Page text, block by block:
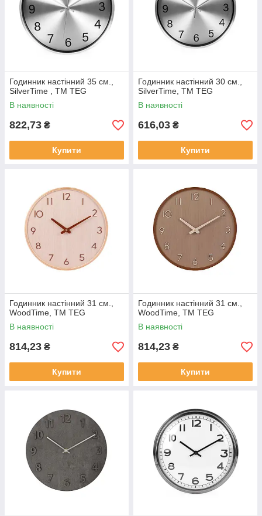
Годинник настінний 35 см.,
SilverTime , TM TEG
В наявності
822,73 ₴
Купити
Годинник настінний 30 см.,
SilverTime, TM TEG
В наявності
616,03 ₴
Купити
Годинник настінний 31 см.,
WoodTime, TM TEG
В наявності
814,23 ₴
Купити
Годинник настінний 31 см.,
WoodTime, TM TEG
В наявності
814,23 ₴
Купити